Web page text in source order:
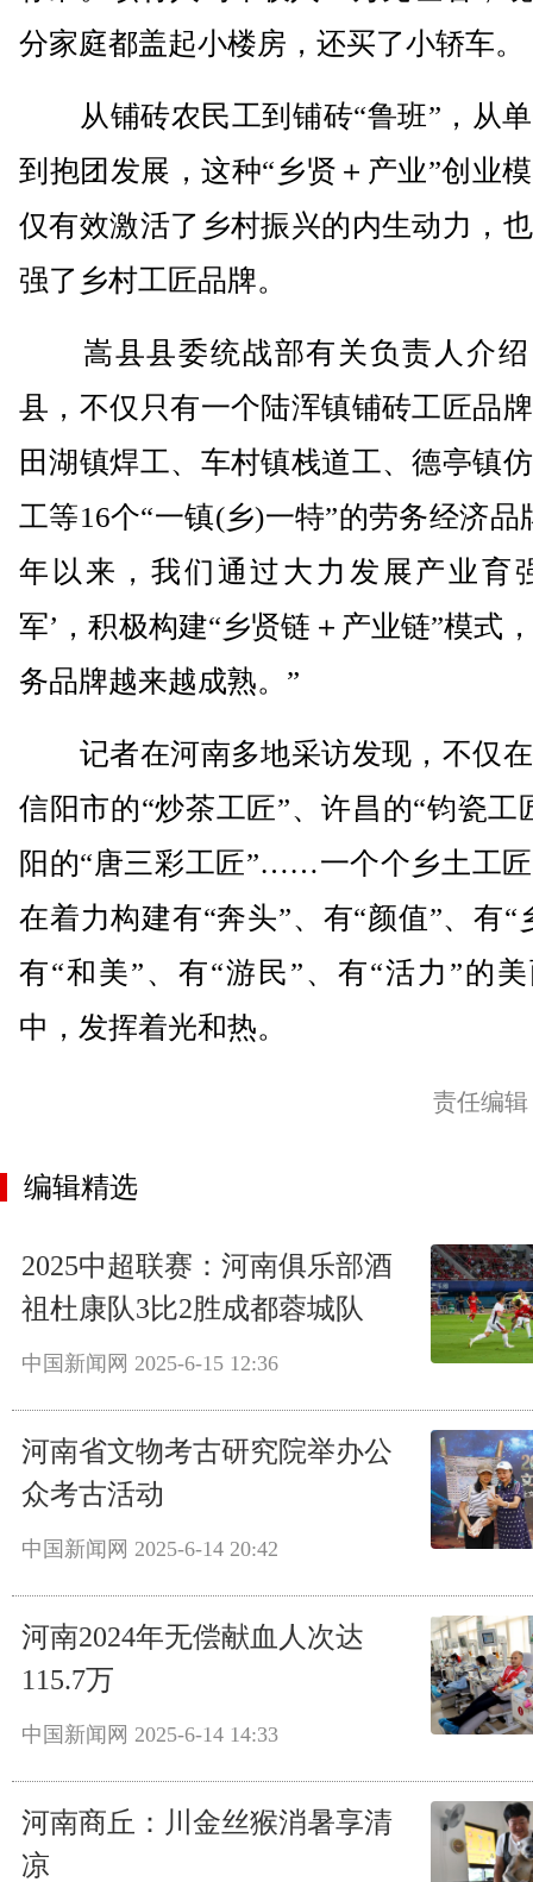
分家庭都盖起小楼房，还买了小轿车。
从铺砖农民工到铺砖“鲁班”，从
到抱团发展，这种“乡贤＋产业”创业
仅有效激活了乡村振兴的内生动力，
强了乡村工匠品牌。
嵩县县委统战部有关负责人介绍
县，不仅只有一个陆浑镇铺砖工匠品
田湖镇焊工、车村镇栈道工、德亭镇
工等16个“一镇(乡)一特”的劳务经济品
年以来，我们通过大力发展产业育
军’，积极构建“乡贤链＋产业链”模式
务品牌越来越成熟。”
记者在河南多地采访发现，不仅
信阳市的“炒茶工匠”、许昌的“钧瓷工
阳的“唐三彩工匠”……一个个乡土工
在着力构建有“奔头”、有“颜值”、有“
有“和美”、有“游民”、有“活力”的
中，发挥着光和热。
责任编
编辑精选
2025中超联赛：河南俱乐部酒
祖杜康队3比2胜成都蓉城队
中国新闻网 2025-6-15 12:36
河南省文物考古研究院举办公
众考古活动
中国新闻网 2025-6-14 20:42
河南2024年无偿献血人次达
115.7万
中国新闻网 2025-6-14 14:33
河南商丘：川金丝猴消暑享清
凉